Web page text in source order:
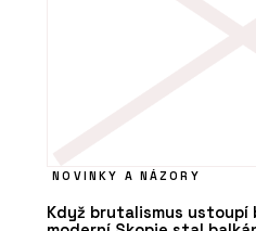
NOVINKY A NÁZORY
Když brutalismus ustoupí